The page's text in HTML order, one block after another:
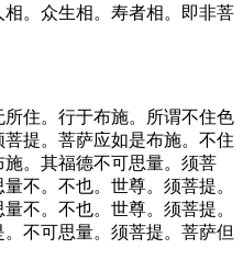
。众生相。寿者相。即非菩
住。行于布施。所谓不住色
提。菩萨应如是布施。不住
。其福德不可思量。须菩
不。不也。世尊。须菩提。
不。不也。世尊。须菩提。
不可思量。须菩提。菩萨但